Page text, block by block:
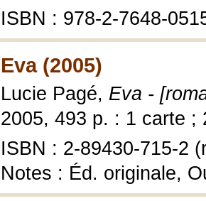
ISBN : 978-2-7648-
Eva (2005)
Lucie Pagé, Eva -
2005, 493 p. : 1 carte ;
ISBN : 2-89430-715-2
Notes : Éd. originale,